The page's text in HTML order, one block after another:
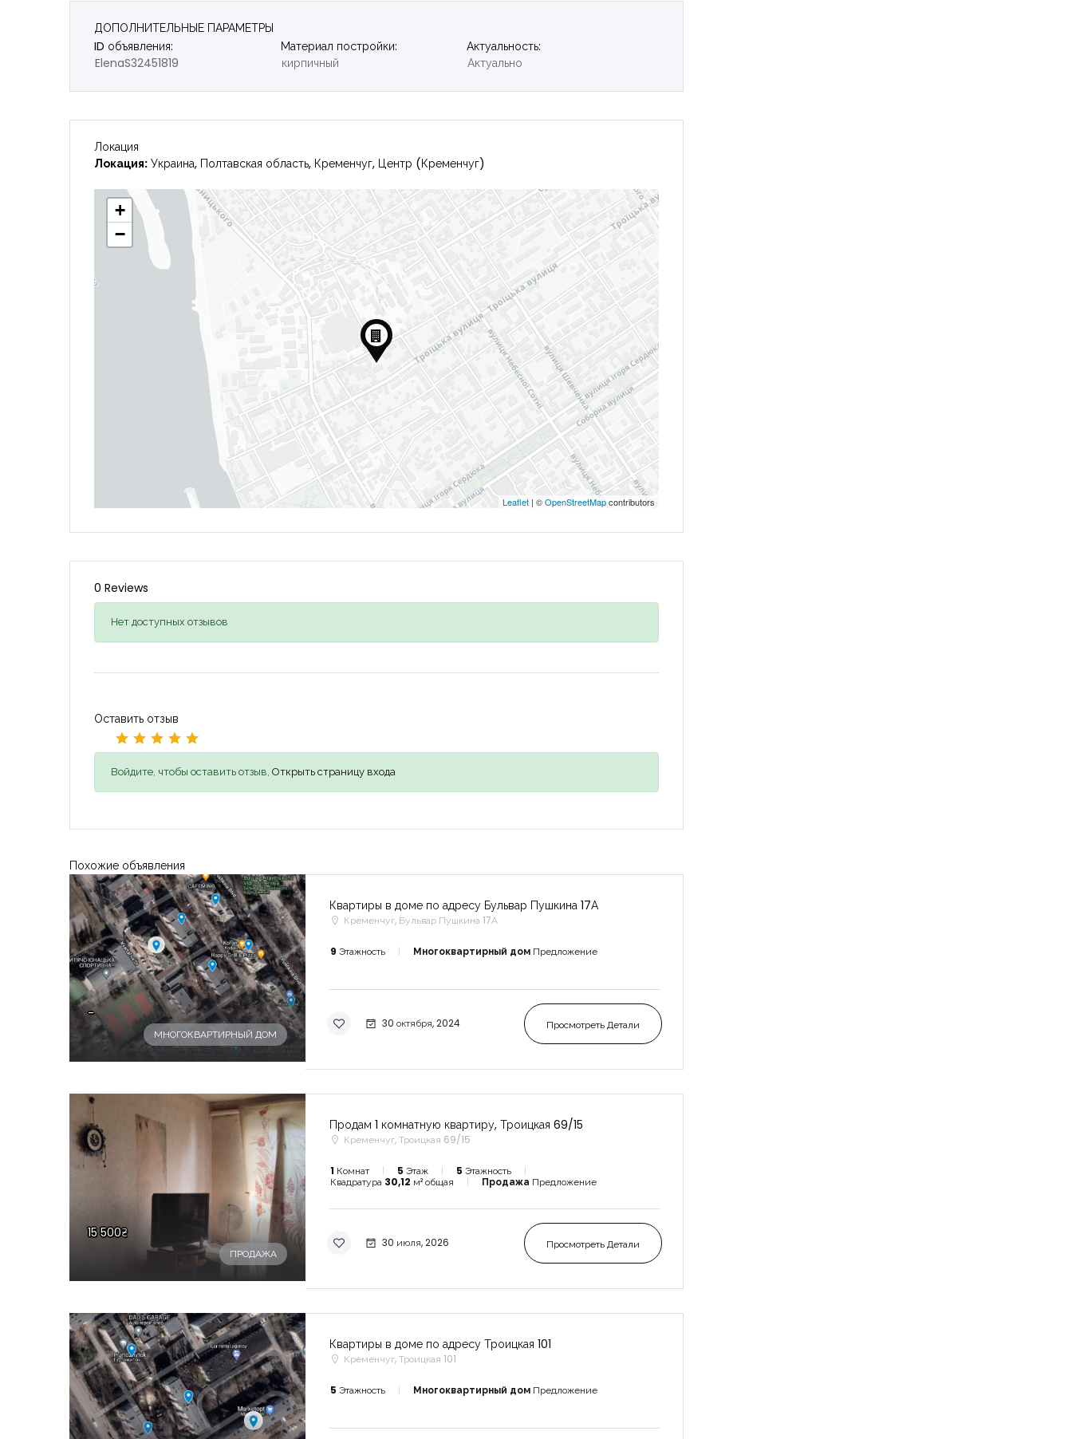
ДОПОЛНИТЕЛЬНЫЕ ПАРАМЕТРЫ
ID объявления:
ElenaS32451819
Материал постройки:
кирпичный
Актуальность:
Актуально
Локация
Локация: Украина, Полтавская область, Кременчуг, Центр (Кременчуг)
+
−
Leaflet | ©OpenStreetMapcontributors
0 Reviews
Нет доступных отзывов
Оставить отзыв
Войдите, чтобы оставить отзыв, Открыть страницу входа
Похожие объявления
-
МНОГОКВАРТИРНЫЙ ДОМ
Квартиры в доме по адресу Бульвар Пушкина 17А
Кременчуг, Бульвар Пушкина 17А
9 Этажность Многоквартирный дом Предложение
30 октября, 2024 Просмотреть Детали
15 500₴
ПРОДАЖА
Продам 1 комнатную квартиру, Троицкая 69/15
Кременчуг, Троицкая 69/15
1 Комнат 5 Этаж 5 Этажность
Квадратура 30,12 м² общая Продажа Предложение
30 июля, 2026 Просмотреть Детали
Квартиры в доме по адресу Троицкая 101
Кременчуг, Троицкая 101
5 Этажность Многоквартирный дом Предложение
Запомнить Forgot Password?